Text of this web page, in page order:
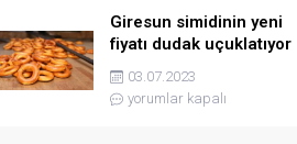
Giresun simidinin yeni
fiyatı dudak uçuklatıyor
03.07.2023
yorumlar kapalı